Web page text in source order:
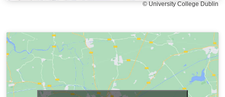
© University College Dublin